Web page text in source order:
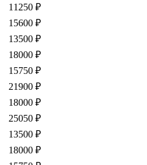
11250 ₽
15600 ₽
13500 ₽
18000 ₽
15750 ₽
21900 ₽
18000 ₽
25050 ₽
13500 ₽
18000 ₽